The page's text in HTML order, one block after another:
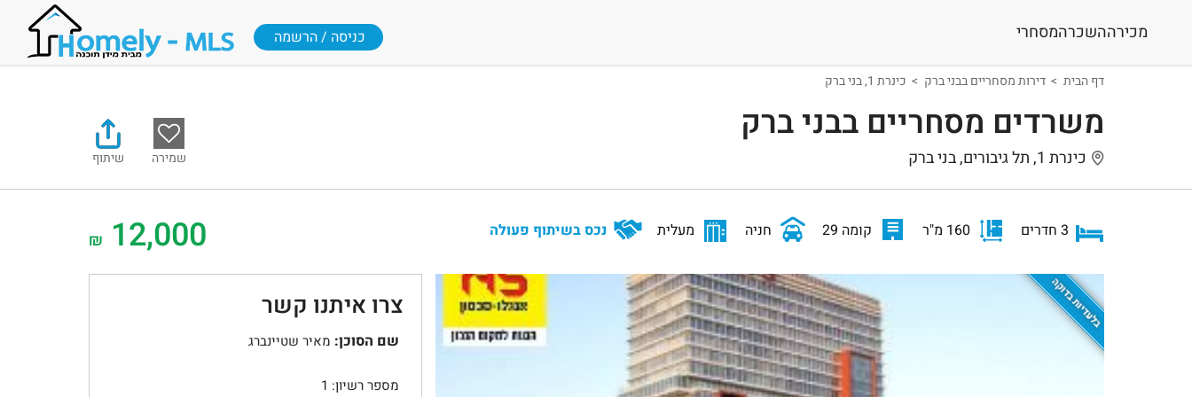
מכירההשכרהמסחרי כניסה / הרשמה
דף הבית דירות מסחריים בבני ברק כינרת 1, בני ברק
משרדים מסחריים בבני ברק
כינרת 1, תל גיבורים, בני ברק שמירה שיתוף
12,000
₪ 3 חדרים 160 מ"ר קומה 29 חניה מעלית נכס בשיתוף פעולה
צרו איתנו קשר
שם הסוכן: מאיר שטיינברג
מספר רשיון: 1
בלעדיות בדוקה